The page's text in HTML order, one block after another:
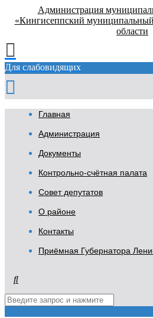
Администрация
«Кингисеппский
области
Для слабовидящих
Главная
Администрация
Документы
Контрольно-счётная палата
Совет депутатов
О районе
Контакты
Приёмная Губернатора